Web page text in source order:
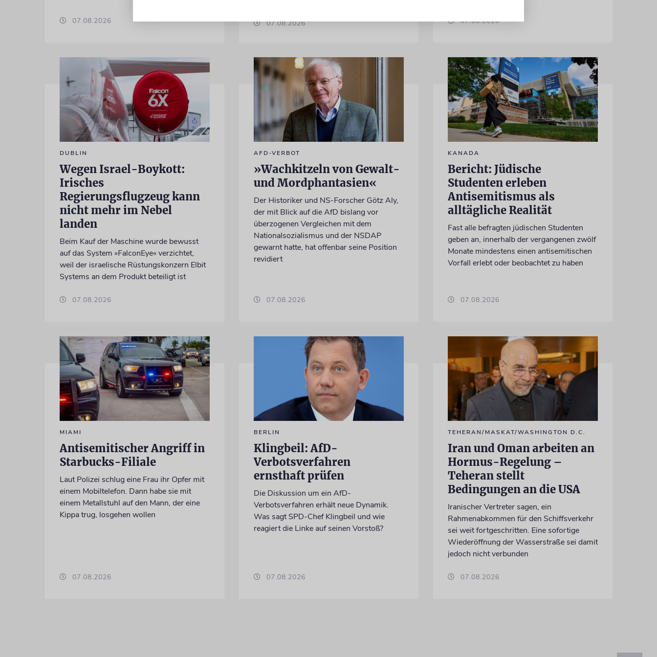
07.08.2026
07.08.2026
07.08.2026
DUBLIN
Wegen Israel-Boykott:
Irisches
Regierungsflugzeug kann
nicht mehr im Nebel
landen
Beim Kauf der Maschine wurde bewusst
auf das System »FalconEye« verzichtet,
weil der israelische Rüstungskonzern Elbit
Systems an dem Produkt beteiligt ist
07.08.2026
AFD-VERBOT
»Wachkitzeln von Gewalt-
und Mordphantasien«
Der Historiker und NS-Forscher Götz Aly,
der mit Blick auf die AfD bislang vor
überzogenen Vergleichen mit dem
Nationalsozialismus und der NSDAP
gewarnt hatte, hat offenbar seine Position
revidiert
07.08.2026
KANADA
Bericht: Jüdische
Studenten erleben
Antisemitismus als
alltägliche Realität
Fast alle befragten jüdischen Studenten
geben an, innerhalb der vergangenen zwölf
Monate mindestens einen antisemitischen
Vorfall erlebt oder beobachtet zu haben
07.08.2026
MIAMI
Antisemitischer Angriff in
Starbucks-Filiale
Laut Polizei schlug eine Frau ihr Opfer mit
einem Mobiltelefon. Dann habe sie mit
einem Metallstuhl auf den Mann, der eine
Kippa trug, losgehen wollen
07.08.2026
BERLIN
Klingbeil: AfD-
Verbotsverfahren
ernsthaft prüfen
Die Diskussion um ein AfD-
Verbotsverfahren erhält neue Dynamik.
Was sagt SPD-Chef Klingbeil und wie
reagiert die Linke auf seinen Vorstoß?
07.08.2026
TEHERAN/MASKAT/WASHINGTON D.C.
Iran und Oman arbeiten an
Hormus-Regelung –
Teheran stellt
Bedingungen an die USA
Iranischer Vertreter sagen, ein
Rahmenabkommen für den Schiffsverkehr
sei weit fortgeschritten. Eine sofortige
Wiederöffnung der Wasserstraße sei damit
jedoch nicht verbunden
07.08.2026